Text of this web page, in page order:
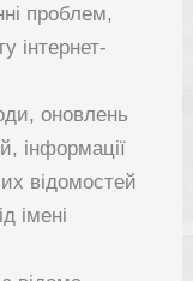
проблем,
інтернет-
оновлень
інформації
відомостей
імені